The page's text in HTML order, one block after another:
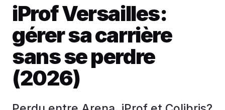
iProf Versailles:
gérer sa carrière
sans se perdre
(2026)